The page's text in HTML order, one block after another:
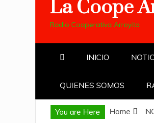
La Coope
Radio Cooperativa Arroyito
INICIO
QUIENES SOMOS
You are Here Home